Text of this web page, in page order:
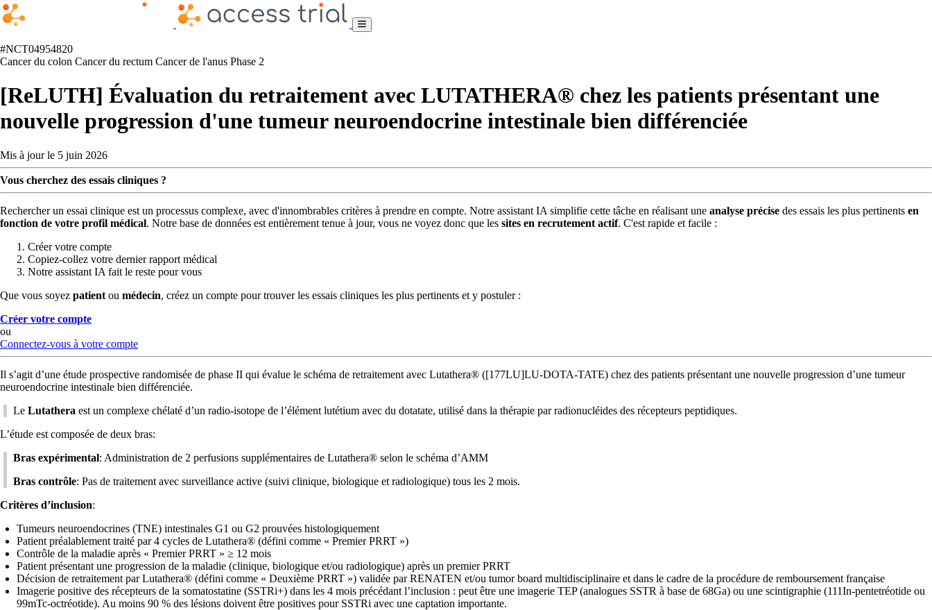
#NCT04954820
Cancer du colon Cancer du rectum Cancer de l'anus Phase 2
[ReLUTH] Évaluation du retraitement avec LUTATHERA® chez les patients présentant une
nouvelle progression d'une tumeur neuroendocrine intestinale bien différenciée
Mis à jour le 5 juin 2026
Vous cherchez des essais cliniques ?
Rechercher un essai clinique est un processus complexe, avec d'innombrables critères à prendre en compte. Notre assistant IA simplifie cette tâche en réalisant une analyse précise des essais les plus pertinents en
fonction de votre profil médical. Notre base de données est entièrement tenue à jour, vous ne voyez donc que les sites en recrutement actif. C'est rapide et facile :
Créer votre compte
Copiez-collez votre dernier rapport médical
Notre assistant IA fait le reste pour vous
Que vous soyez patient ou médecin, créez un compte pour trouver les essais cliniques les plus pertinents et y postuler :
Créer votre compte
ou
Connectez-vous à votre compte
Il s’agit d’une étude prospective randomisée de phase II qui évalue le schéma de retraitement avec Lutathera® ([177LU]LU-DOTA-TATE) chez des patients présentant une nouvelle progression d’une tumeur
neuroendocrine intestinale bien différenciée.
LeLutathera est un complexe chélaté d’un radio-isotope de l’élément lutétium avec du dotatate, utilisé dans la thérapie par radionucléides des récepteurs peptidiques.
L’étude est composée de deux bras:
Bras expérimental: Administration de 2 perfusions supplémentaires de Lutathera® selon le schéma d’AMM
Bras contrôle: Pas de traitement avec surveillance active (suivi clinique, biologique et radiologique) tous les 2 mois.
Critères d’inclusion:
Tumeurs neuroendocrines (TNE) intestinales G1 ou G2 prouvées histologiquement
Patient préalablement traité par 4 cycles de Lutathera® (défini comme « Premier PRRT »)
Contrôle de la maladie après « Premier PRRT » ≥ 12 mois
Patient présentant une progression de la maladie (clinique, biologique et/ou radiologique) après un premier PRRT
Décision de retraitement par Lutathera® (défini comme « Deuxième PRRT ») validée par RENATEN et/ou tumor board multidisciplinaire et dans le cadre de la procédure de remboursement française
Imagerie positive des récepteurs de la somatostatine (SSTRi+) dans les 4 mois précédant l’inclusion : peut être une imagerie TEP (analogues SSTR à base de 68Ga) ou une scintigraphie (111In-pentetréotide ou
99mTc-octréotide). Au moins 90 % des lésions doivent être positives pour SSTRi avec une captation importante.